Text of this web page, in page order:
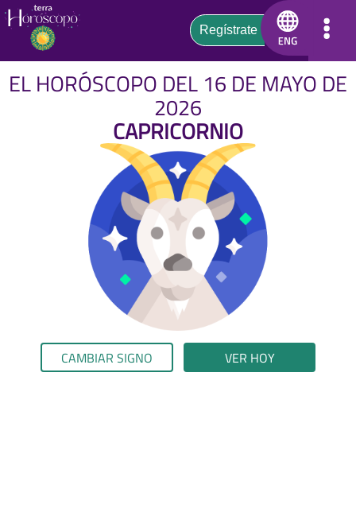
EL HORÓSCOPO DEL 16 DE MAYO DE
2026
CAPRICORNIO
CAMBIAR SIGNO VER HOY